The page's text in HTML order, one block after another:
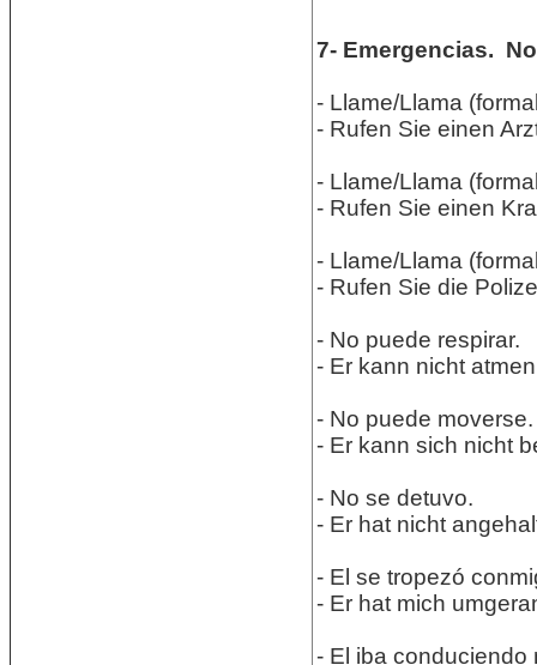
7- Emergencias.
- Llame/Llama
- Rufen Sie einen
- Llame/Llama
- Rufen Sie einen
- Llame/Llama
- Rufen Sie die
- No puede respirar.
- Er kann nicht
- No puede moverse.
- Er kann sich nicht
- No se detuvo.
- Er hat nicht
- El se tropezó
- Er hat mich
- El iba conduciendo